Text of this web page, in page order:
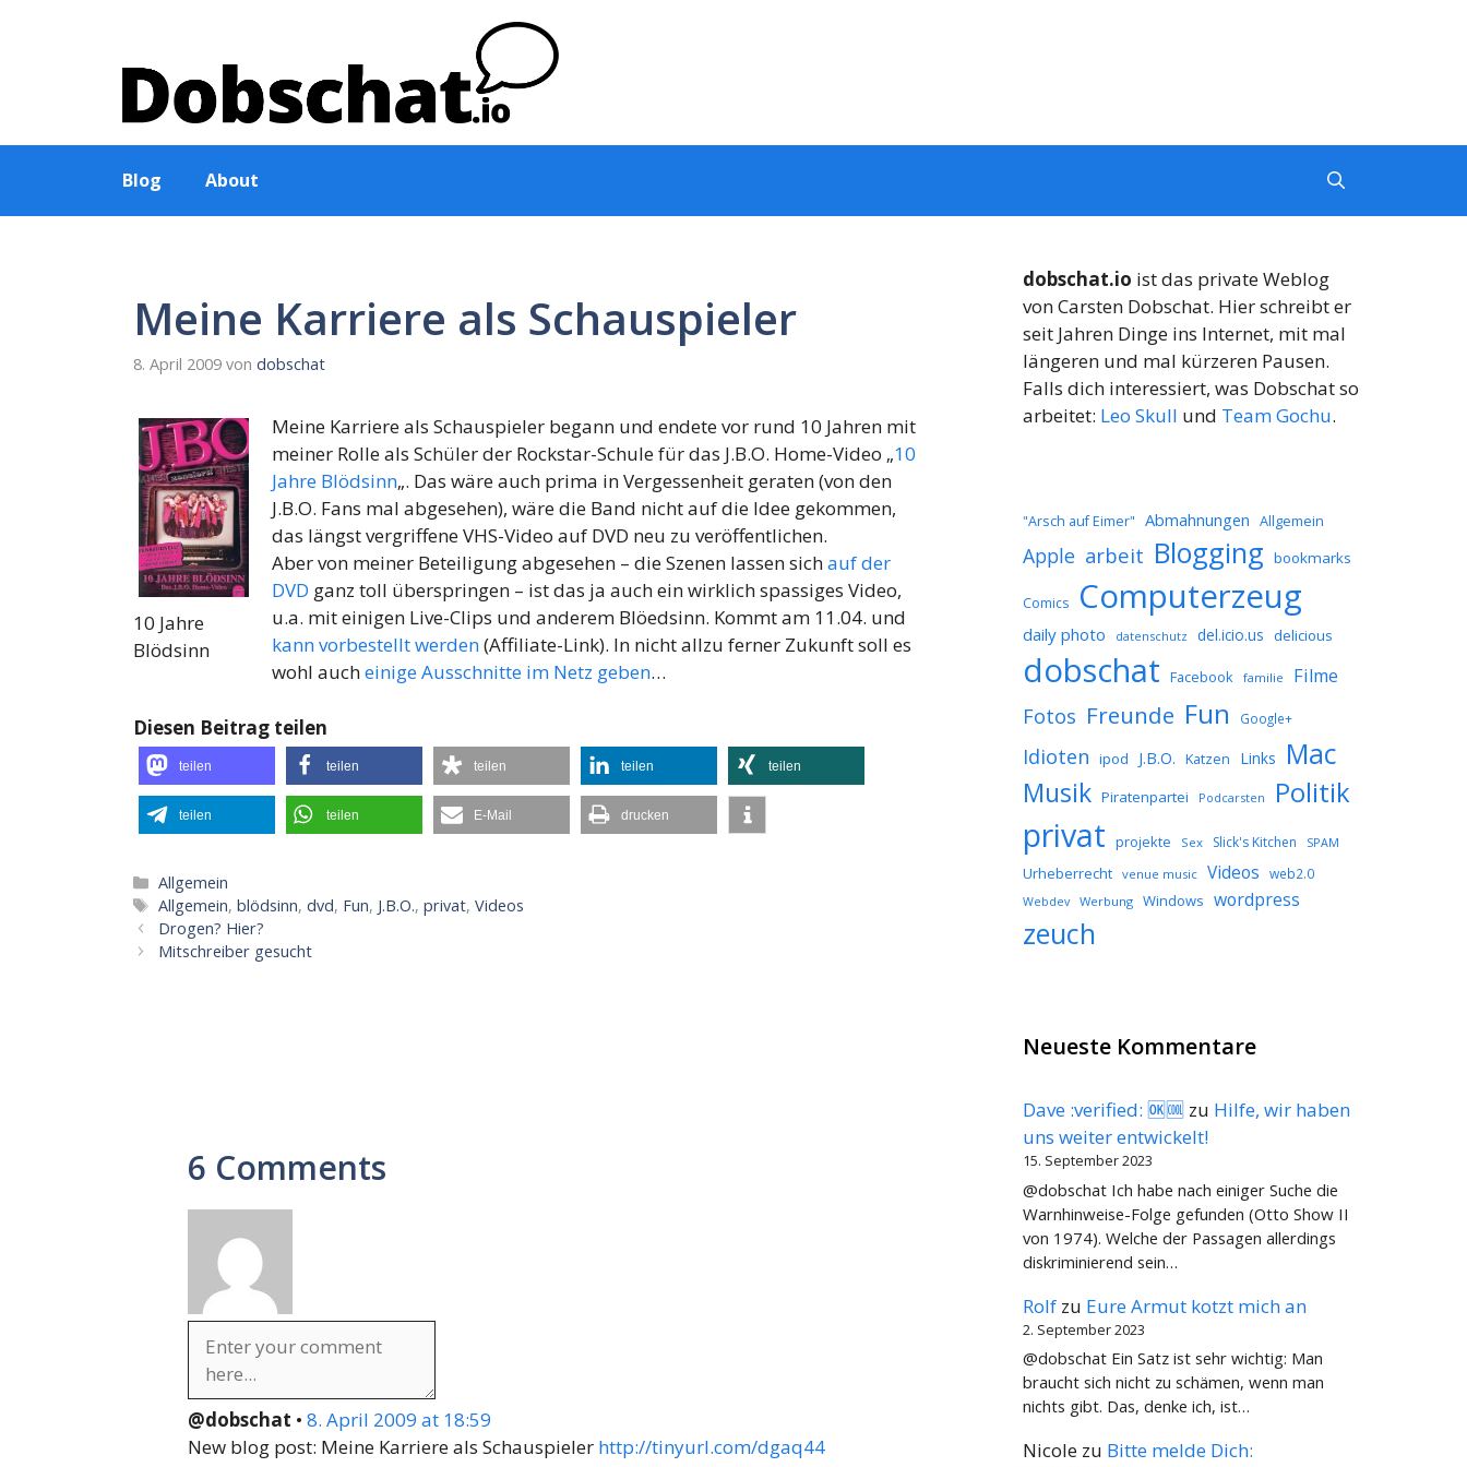
Blog About
Meine Karriere als Schauspieler
8. April 2009 von dobschat
10 Jahre
Blödsinn
Meine Karriere als Schauspieler begann und endete vor rund 10 Jahren mit
meiner Rolle als Schüler der Rockstar-Schule für das J.B.O. Home-Video „10
Jahre Blödsinn„. Das wäre auch prima in Vergessenheit geraten (von den
J.B.O. Fans mal abgesehen), wäre die Band nicht auf die Idee gekommen,
das längst vergriffene VHS-Video auf DVD neu zu veröffentlichen.
Aber von meiner Beteiligung abgesehen – die Szenen lassen sichauf der
DVD ganz toll überspringen – ist das ja auch ein wirklich spassiges Video,
u.a. mit einigen Live-Clips und anderem Blöedsinn. Kommt am 11.04. und
kann vorbestellt werden(Affiliate-Link). In nicht allzu ferner Zukunft soll es
wohl aucheinige Ausschnitte im Netz geben…
Diesen Beitrag teilen
teilen teilen teilen teilen teilen
teilen teilen E-Mail drucken
Kategorien
Allgemein
Schlagwörter
Allgemein,blödsinn,dvd, Fun, J.B.O.,privat,Videos
Drogen? Hier?
Mitschreiber gesucht
6 Comments
@dobschat • 8. April 2009 at 18:59
New blog post: Meine Karriere als Schauspieler http://tinyurl.com/dgaq44
dobschat.io ist das private Weblog
von Carsten Dobschat. Hier schreibt er
seit Jahren Dinge ins Internet, mit mal
längeren und mal kürzeren Pausen.
Falls dich interessiert, was Dobschat so
arbeitet: Leo Skull und Team Gochu.
"Arsch auf Eimer" Abmahnungen Allgemein
Apple arbeit Blogging bookmarks
Comics Computerzeug
daily photo datenschutz del.icio.us delicious
dobschat Facebook familie Filme
Fotos Freunde Fun Google+
Idioten ipod J.B.O. Katzen Links Mac
Musik Piratenpartei Podcarsten Politik
privat projekte Sex Slick's Kitchen SPAM
Urheberrecht venue music Videos web2.0
Webdev Werbung Windows wordpress
zeuch
Neueste Kommentare
Dave :verified: 🆗🆒 zu Hilfe, wir haben
uns weiter entwickelt!
15. September 2023
@dobschat Ich habe nach einiger Suche die
Warnhinweise-Folge gefunden (Otto Show II
von 1974). Welche der Passagen allerdings
diskriminierend sein…
Rolf zu Eure Armut kotzt mich an
2. September 2023
@dobschat Ein Satz ist sehr wichtig: Man
braucht sich nicht zu schämen, wenn man
nichts gibt. Das, denke ich, ist…
Nicole zu Bitte melde Dich: